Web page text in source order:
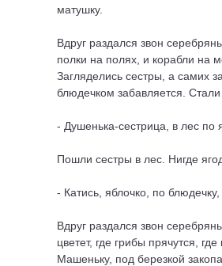
матушку.
Вдруг раздался звон
полки на полях, и корабли на
Загляделись сестры, а самих
блюдечком забавляется.
- Душенька-сестрица, в лес
Пошли сестры в лес. Нигде
- Катись, яблочко, по
Вдруг раздался звон
цветет, где грибы прячутся,
Машеньку, под березкой